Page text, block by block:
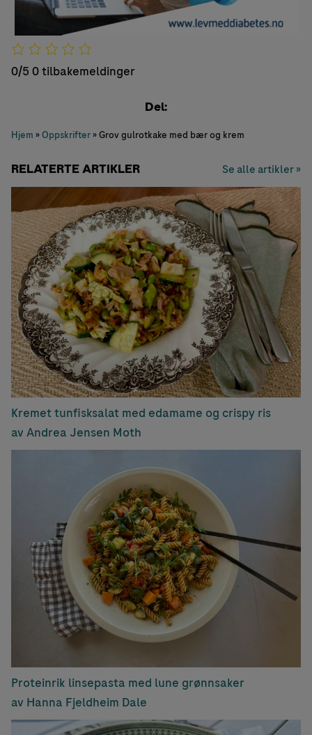
0/5 0 tilbakemeldinger
Del:
Hjem »Oppskrifter»Grov gulrotkake med bær og krem
RELATERTE ARTIKLER Se alle artikler »
Kremet tunfisksalat med edamame og crispy ris
av Andrea Jensen Moth
Proteinrik linsepasta med lune grønnsaker
av Hanna Fjeldheim Dale